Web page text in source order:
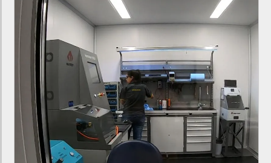
Trator de esteira d6t
Unidade injetora c7
Valor motoniveladora 140k
Motor c7.1 para pá carregadeira
Motor c7.1 para pá carregadeira 924K
Motor c7.1 para trator de esteira
Motor c7.1 para trator de esteira D6K
Motor c6.6 para trator de esteira